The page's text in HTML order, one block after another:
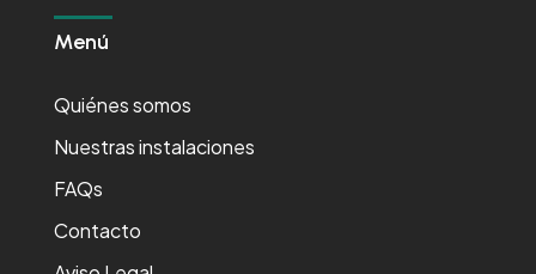
Menú
Quiénes somos
Nuestras instalaciones
FAQs
Contacto